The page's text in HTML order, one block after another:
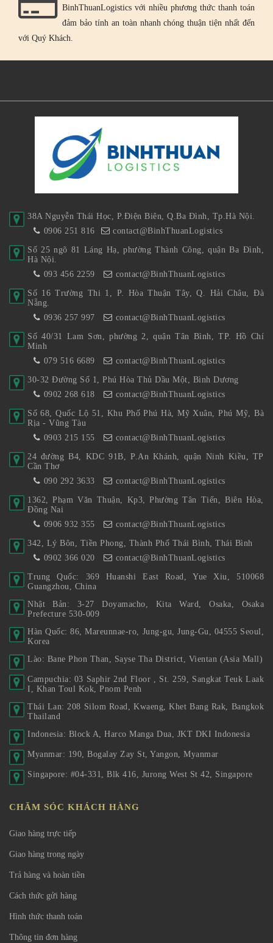
BinhThuanLogistics với nhiều phương thức thanh toán
đảm bảo tính an toàn nhanh chóng thuận tiện nhất đến
với Quý Khách.
38A Nguyễn Thái Học, P.Điện Biên, Q.Ba Đình, Tp.Hà Nội.
0906 251 816
contact@BinhThuanLogistics
Số 25 ngõ 81 Láng Hạ, phường Thành Công, quận Ba Đình,
Hà Nội.
093 456 2259
contact@BinhThuanLogistics
Số 16 Trường Thi 1, P. Hòa Thuận Tây, Q. Hải Châu, Đà
Nẵng.
0936 257 997
contact@BinhThuanLogistics
Số 40/31 Lam Sơn, phường 2, quận Tân Bình, TP. Hồ Chí
Minh
079 516 6689
contact@BinhThuanLogistics
30-32 Đường Số 1, Phú Hòa Thủ Dầu Một, Bình Dương
0902 268 618
contact@BinhThuanLogistics
Số 68, Quốc Lộ 51, Khu Phố Phú Hà, Mỹ Xuân, Phú Mỹ, Bà
Rịa - Vũng Tàu
0903 215 155
contact@BinhThuanLogistics
24 đường B4, KDC 91B, P.An Khánh, quận Ninh Kiều, TP
Cần Thơ
090 292 3633
contact@BinhThuanLogistics
1362, Phạm Văn Thuận, Kp3, Phường Tân Tiến, Biên Hòa,
Đồng Nai
0906 932 355
contact@BinhThuanLogistics
342, Lý Bôn, Tiền Phong, Thành Phố Thái Bình, Thái Bình
0902 366 020
contact@BinhThuanLogistics
Trung Quốc: 369 Huanshi East Road, Yue Xiu, 510068
Guangzhou, China
Nhật Bản: 3-27 Doyamacho, Kita Ward, Osaka, Osaka
Prefecture 530-009
Hàn Quốc: 86, Mareunnae-ro, Jung-gu, Jung-Gu, 04555 Seoul,
Korea
Lào: Bane Phon Than, Sayse Tha District, Vientan (Asia Mall)
Campuchia: 03 Saphir 2nd Floor , St. 259, Sangkat Teuk Laak
I, Khan Toul Kok, Pnom Penh
Thái Lan: 208 Silom Road, Kwaeng, Khet Bang Rak, Bangkok
Thailand
Indonesia: Block A, Harco Manga Dua, JKT DKI Indonesia
Myanmar: 190, Bogalay Zay St, Yangon, Myanmar
Singapore: #04-331, Blk 416, Jurong West St 42, Singapore
CHĂM SÓC KHÁCH HÀNG
Giao hàng trực tiếp
Giao hàng trong ngày
Trả hàng và hoàn tiền
Cách thức gửi hàng
Hình thức thanh toán
Thông tin đơn hàng